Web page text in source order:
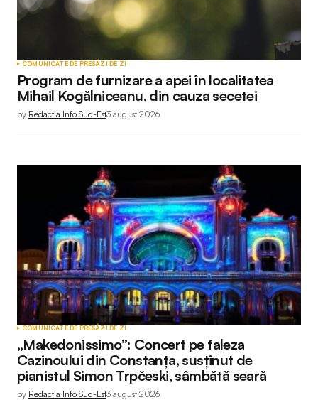
COMUNICATE DE PRESĂZI DE ZI
Program de furnizare a apei în localitatea
Mihail Kogălniceanu, din cauza secetei
by Redactia Info Sud-Est3 august 2026
COMUNICATE DE PRESĂZI DE ZI
„Makedonissimo”: Concert pe faleza
Cazinoului din Constanța, susținut de
pianistul Simon Trpčeski, sâmbătă seară
by Redactia Info Sud-Est3 august 2026